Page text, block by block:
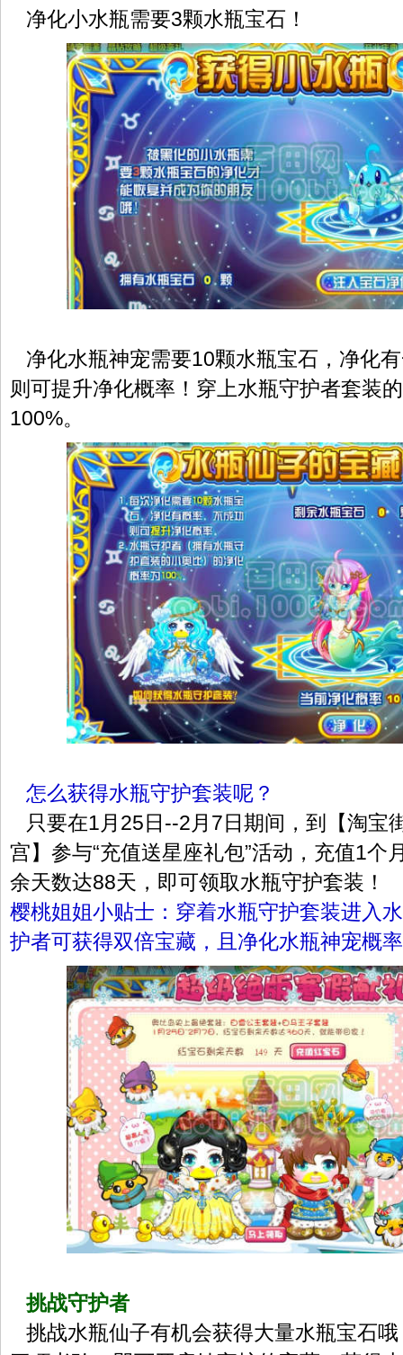
净化小水瓶需要3颗水瓶宝石！
净化水瓶神宠需要10颗水瓶宝石，净化
则可提升净化概率！穿上水瓶守护者套装
100%。
怎么获得水瓶守护套装呢？
只要在1月25日--2月7日期间，到【淘宝
宫】参与“充值送星座礼包”活动，充值1个
余天数达88天，即可领取水瓶守护套装！
樱桃姐姐小贴士：穿着水瓶守护套装进入
护者可获得双倍宝藏，且净化水瓶神宠概
挑战守护者
挑战水瓶仙子有机会获得大量水瓶宝石